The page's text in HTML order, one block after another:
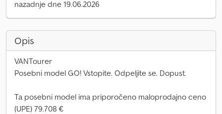
nazadnje dne 19.06.2026
Opis
VANTourer
Posebni model GO! Vstopite. Odpeljite se. Dopust.
Ta posebni model ima priporočeno maloprodajno ceno
(UPE) 79.708 €